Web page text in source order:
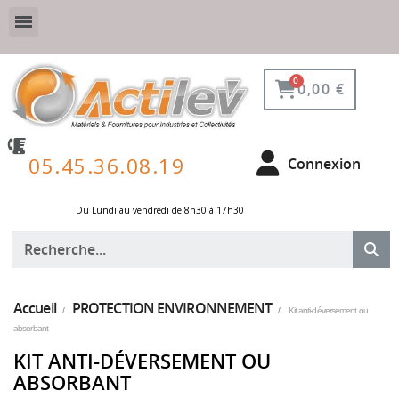
0,00 €
05.45.36.08.19 Connexion
Du Lundi au vendredi de 8h30 à 17h30 ​
Accueil PROTECTION ENVIRONNEMENT
Kit anti-déversement ou
absorbant
KIT ANTI-DÉVERSEMENT OU
ABSORBANT